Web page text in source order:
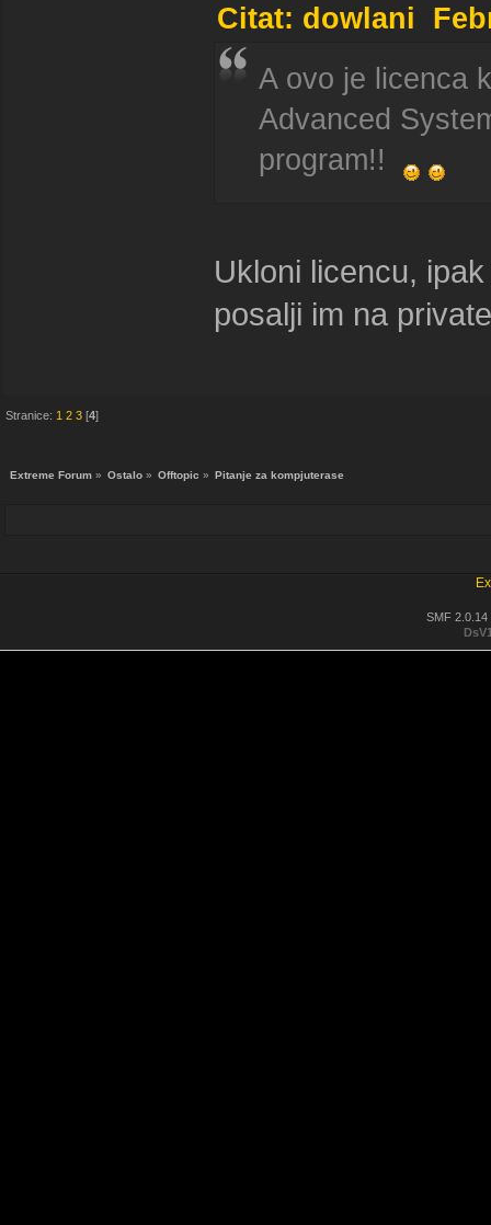
Citat: dowlani
A ovo je licenca
Advanced
program!!
Ukloni licencu,
posalji im na
Stranice: 1 2 3 [4]
Extreme Forum » Ostalo » Offtopic » Pitanje za kompjuterase
SMF 2.0.14